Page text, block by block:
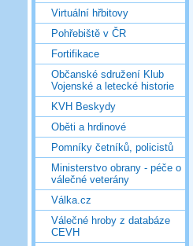
Virtuální hřbitovy
Pohřebiště v ČR
Fortifikace
Občanské sdružení Klub
Vojenské a letecké historie
KVH Beskydy
Oběti a hrdinové
Pomníky četníků, policistů
Ministerstvo obrany - péče o
válečné veterány
Válka.cz
Válečné hroby z databáze
CEVH